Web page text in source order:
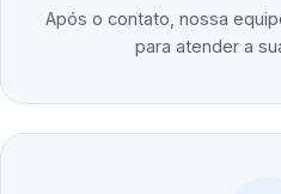
Após o contato, nossa
para atender a